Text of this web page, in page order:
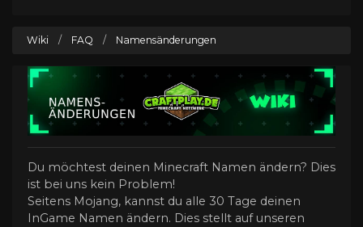
Wiki / FAQ / Namensänderungen
Du möchtest deinen Minecraft Namen ändern? Dies
ist bei uns kein Problem!
Seitens Mojang, kannst du alle 30 Tage deinen
InGame Namen ändern. Dies stellt auf unseren